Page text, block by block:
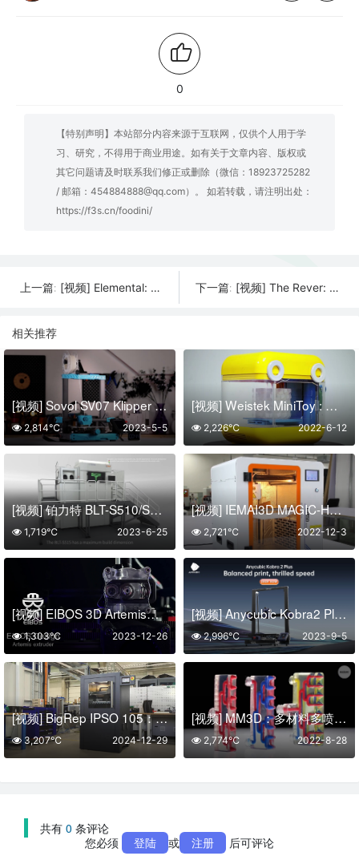
0
【特别声明】本站部分内容来源于互联网，仅供个人用于学
习、研究，不得用于商业用途。如有关于文章内容、版权或
其它问题请及时联系我们修正或删除（微信：18923725282
/ 邮箱：454884888@qq.com）。 如若转载，请注明出处：
https://f3s.cn/foodini/
上一篇: [视频] Elemental: 世界上第一台压力控制的3D打印机 下一篇: [视频] The Rever: 享受3D打印的有趣而灵活的方式
相关推荐
[视频] Sovol SV07 Klipper 直驱FDM 3D打印机 打印速度 250mm/s
2023-5-5
2,814℃
[视频] Weistek MiniToy : 迷你玩具3D打印机
2022-6-12
2,226℃
[视频] 铂力特 BLT-S510/S515 大尺寸零件专用金属增材制造系统
2023-6-25
1,719℃
[视频] IEMAI3D MAGIC-HT-M 3D 高温 PEEK 3D打印机
2022-12-3
2,721℃
[视频] EIBOS 3D Artemis近端挤出机
2023-12-26
1,303℃
[视频] Anycubic Kobra2 Plus：高速FDM 3D打印机 智能且易用
2023-9-5
2,996℃
[视频] BigRep IPSO 105：价格极具竞争力的工业3D打印机
2024-12-29
3,207℃
[视频] MM3D：多材料多喷嘴3D打印体素化软物质的设计和制造
2022-8-28
2,774℃
共有 0 条评论
您必须 登陆 或 注册 后可评论